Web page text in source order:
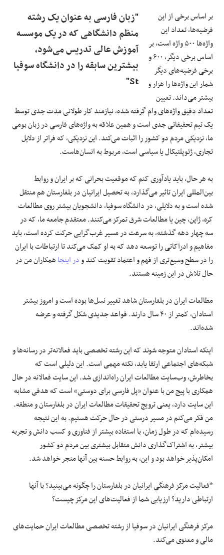
"زبان فارسی به عنوان یک رشته
منظم دانشگاهی که در یک موسسه
آموزش عالی تدریس می‌شود،
بیشترین سابقه را در دانشگاه سوفیا
St"
بر اساس برخی از این
فرضیه‌ها، تعداد این
واژه‌ها ۵۰۰ واژه است، بر
اساس برخی دیگر، ۶۰۰ و
برخی فرضیه‌های دیگر
شمار این واژه‌ها را هزار و
بیشتر می‌داند. تعیین
تعداد دقیق واژه‌های وام گرفته شده، نیازمند کار طولانی مدت جدی توسط
یک تیم تحقیقاتی جدی است و همین علاقه به واژه‌های فارسی در زبان بومی
ما، نزدیکی مردم دو کشور را اثبات می‌کند. این نزدیکی، که فراتر از دلایل
تجاری، ژئوپلتیکال یا سیاسی است، مربوط به انسان‌هاست.
به هر حال، باید یادآوری کنم که موقعیت بحرانی که بر ایران و روابط
بین‌المللی ایران تاثیر می‌گذارد، به تحصیل ایرانیان در بلغارستان هم منتقل
شده است و به دلایلی، در دانشگاه سوفیا، دانشجویان بیشتر روی مطالعات
کره، ژاپن، چین یا مطالعات شرق تمرکز می‌کنند. معتقدم جامعه ما، که در
سه چهار دهه گذشته، به سرعت در مسیر غرب‌گرایی حرکت کرده است، باید
مفاهیم و ادراکاتی را توسعه دهد که به او کمک می‌کند تا ارتباطات با ایران
را در سطح وسیع‌تری از فهم و اعتماد تقویت کند ودر اینجاهمکاران من در
حال تلاش در این زمینه هستند.
مطالعات ایران در بلغارستان شاهد تغییر نسل‌ها بوده است و امروز بیشتر
استادان، کمتر از ۴۰ سال دارند. قواعد جدیدی شکل گرفته و عرضه
شده‌اند.
اینکه استادان متوجه شوند که این رشته تخصصی باید فعالانه‌تر در رسانه‌ها و
شبکه‌های اجتماعی ارتقا یابد، نکته مهمی است. این دلیلی است که
بخاطرش، وب‌سایت مطالعات ایران راه‌اندازی شد. این سایت فعالانه در حال
همکاری با پیج من با عنوان «پل فارسی برای دوستی» است که هدفی مشابه
این سایت دارد، یعنی ترویج تحقیقات مطالعات ایران در بلغارستان و منطقه.
من فکر می‌کنم در مسیر درستی در حال حرکت هستیم. به این نتیجه
رسیده‌ام که در طول زمان، با استفاده بیشتر از فناوری و کسب دانش و تجربه
بیشتر، به اشتراک‌گذاری دانش متقابل بیشتری بین مردم دو کشور
امکان‌پذیر خواهد بود و این، به روابط حسنه بین آنها منجر خواهد شد.
*فعالیت مرکز فرهنگی ایرانیان در بلغارستان را چگونه می‌بینید؟ با آنها
ارتباطی دارید؟ ارزیابی شما از فعالیت‌های این مرکز چیست؟
مرکز فرهنگی ایرانیان در سوفیا از رشته تخصصی مطالعات ایران حمایت‌های
مالی و معنوی می‌کند.